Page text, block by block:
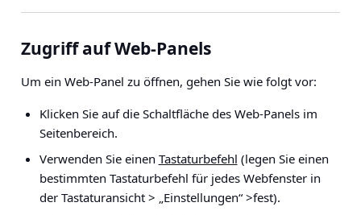
Zugriff auf Web-Panels
Um ein Web-Panel zu öffnen, gehen Sie wie folgt vor:
Klicken Sie auf die Schaltfläche des Web-Panels im
Seitenbereich.
Verwenden Sie einen Tastaturbefehl (legen Sie einen
bestimmten Tastaturbefehl für jedes Webfenster in
der Tastaturansicht > „Einstellungen“ >fest).